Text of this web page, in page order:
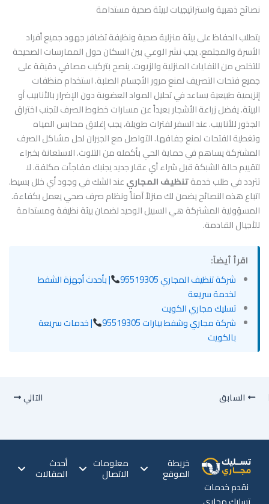
نصائح ذهبية واستراتيجيات لبيئة صحية مستدامة
يتطلب الحفاظ على بيئة منزلية صحية ونظيفة تضافر جهود جميع أفراد
الأسرة والمجتمع. يجب نشر الوعي بين السكان حول الممارسات الصحيحة
للتخلص من النفايات المنزلية والزيوت. ينصح بتركيب مصافي دقيقة على
جميع فتحات التصريف لمنع مرور الأجسام الصلبة. استخدام منظفات
إنزيمية طبيعية يساعد في تحليل المواد العضوية دون الإضرار بالأنابيب أو
البيئة. يفضل زراعة الأشجار بعيداً عن مسارات خطوط الصرف لتجنب اختراق
الجذور للأنابيب. عند السفر لفترات طويلة، يجب إغلاق محابس المياه
وتغطية الفتحات لمنع جفافها. التواصل مع الجيران لحل مشاكل الصرف
المشتركة يساهم في حماية الحي بأكمله من التلوث. الاستعانة بخبراء
لتقييم حالة الشبكة قبل شراء أي عقار جديد يجنبك مفاجآت مكلفة. لا
تتردد في طلب خدمةتنظيف المجاريعند الشك في وجود أي خلل بسيط.
اتباع هذه النصائح يضمن لك منزلاً آمناً ونظام صرف صحي يعمل بكفاءة.
المسؤولية المشتركة هي السبيل الوحيد لضمان بيئة نظيفة ومستدامة
للأجيال القادمة.
اقرأ أيضاً:
شركة تنظيف المجاري 95519305
| بأحدث أجهزة الشفط
لخدمة سريعة
تسليك مجاري الكويت
شركة مجاري وشفط بيارات 95519305
| خدمات سريعة
بالكويت
السابق التالي
نقدم خدمات
خريطة
الموقع
معلومات
الاتصال
أحدث
المقالات